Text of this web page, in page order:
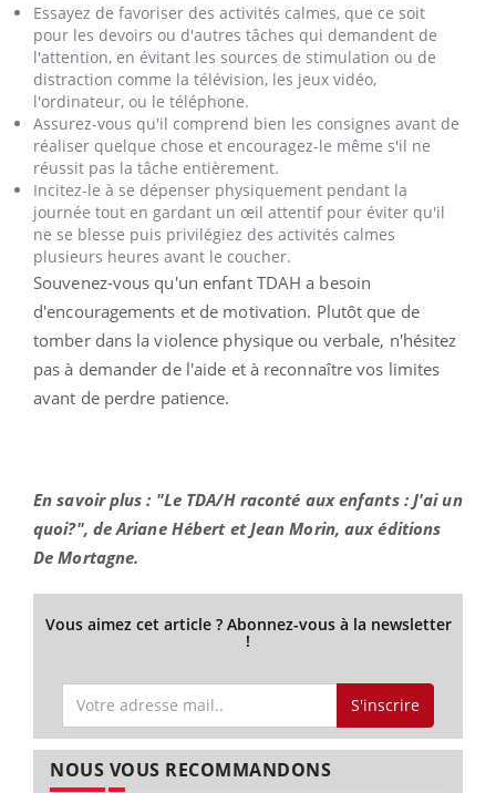
Essayez de favoriser des activités calmes, que ce soit
pour les devoirs ou d'autres tâches qui demandent de
l'attention, en évitant les sources de stimulation ou de
distraction comme la télévision, les jeux vidéo,
l'ordinateur, ou le téléphone.
Assurez-vous qu'il comprend bien les consignes avant de
réaliser quelque chose et encouragez-le même s'il ne
réussit pas la tâche entièrement.
Incitez-le à se dépenser physiquement pendant la
journée tout en gardant un œil attentif pour éviter qu'il
ne se blesse puis privilégiez des activités calmes
plusieurs heures avant le coucher.
Souvenez-vous qu'un enfant TDAH a besoin
d'encouragements et de motivation. Plutôt que de
tomber dans la violence physique ou verbale, n'hésitez
pas à demander de l'aide et à reconnaître vos limites
avant de perdre patience.
En savoir plus : "Le TDA/H raconté aux enfants : J'ai un
quoi?", de Ariane Hébert et Jean Morin, aux éditions
De Mortagne.
Vous aimez cet article ? Abonnez-vous à la newsletter
!
S'inscrire
NOUS VOUS RECOMMANDONS